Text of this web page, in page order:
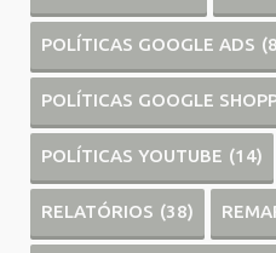
POLÍTICAS GOOGLE ADS
POLÍTICAS GOOGLE
POLÍTICAS YOUTUBE (14)
RELATÓRIOS (38)